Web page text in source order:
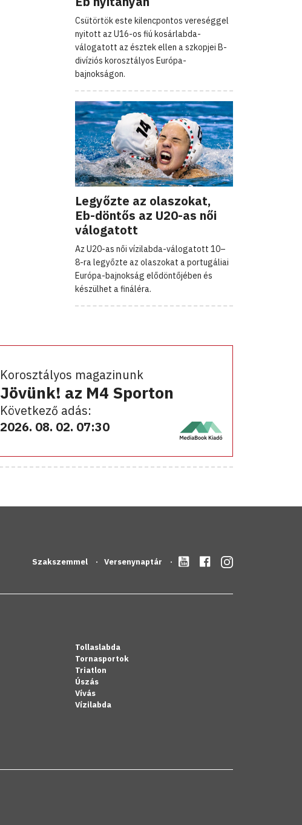
Csütörtök este kilencpontos vereséggel
nyitott az U16-os fiú kosárlabda-
válogatott az észtek ellen a szkopjei B-
divíziós korosztályos Európa-
bajnokságon.
Legyőzte az olaszokat,
Eb-döntős az U20-as női
válogatott
Az U20-as női vízilabda-válogatott 10–
8-ra legyőzte az olaszokat a portugáliai
Európa-bajnokság elődöntőjében és
készülhet a fináléra.
Korosztályos magazinunk
Jövünk! az M4 Sporton
Következő adás:
2026. 08. 02. 07:30
Szakszemmel Versenynaptár
Tollaslabda
Tornasportok
Triatlon
Úszás
Vívás
Vízilabda